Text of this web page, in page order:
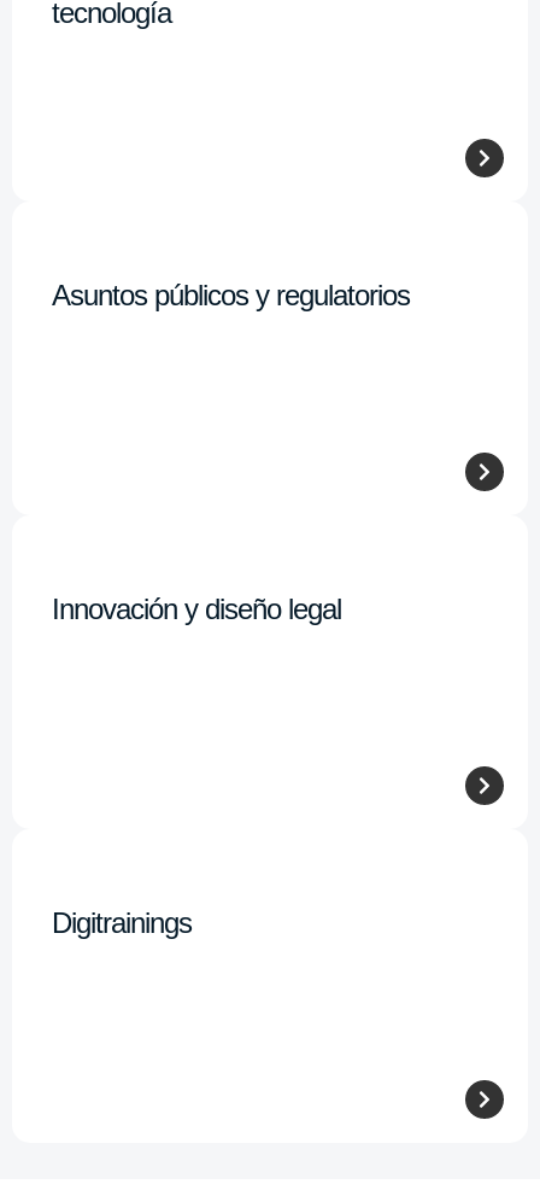
tecnología
Asuntos públicos y regulatorios
Innovación y diseño legal
Digitrainings